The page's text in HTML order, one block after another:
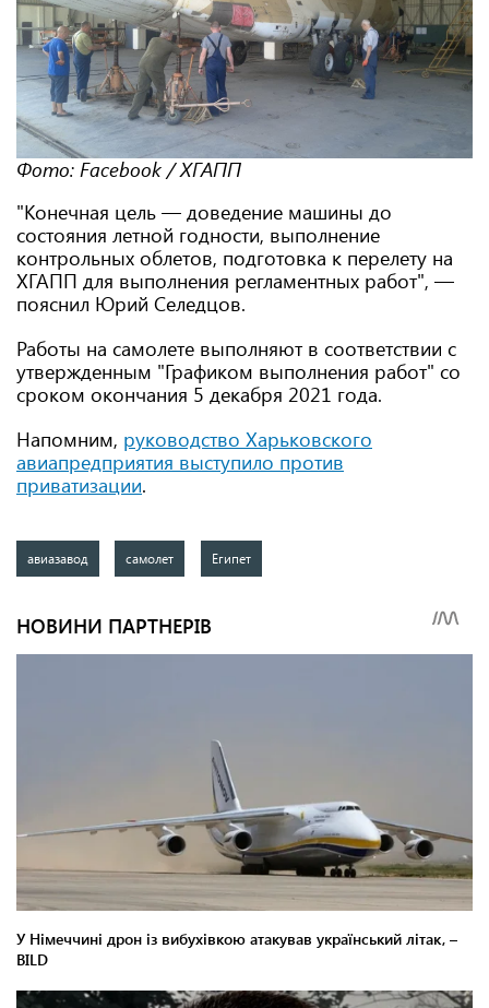
Фото: Facebook / ХГАПП
"Конечная цель — доведение машины до
состояния летной годности, выполнение
контрольных облетов, подготовка к перелету на
ХГАПП для выполнения регламентных работ", —
пояснил Юрий Селедцов.
Работы на самолете выполняют в соответствии с
утвержденным "Графиком выполнения работ" со
сроком окончания 5 декабря 2021 года.
Напомним, руководство Харьковского
авиапредприятия выступило против
приватизации.
авиазавод самолет Египет